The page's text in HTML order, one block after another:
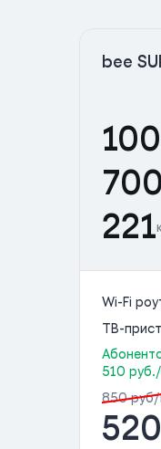
bee
100
700
221
Wi-Fi
ТВ-
510
850
520